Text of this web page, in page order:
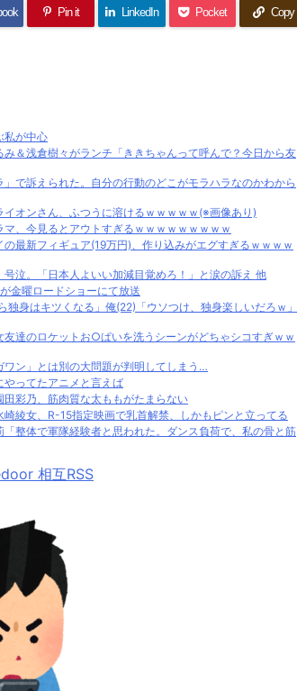
Pin it LinkedIn Pocket Copy
私が中心
み＆浅倉樹々がランチ「ききちゃんって呼んで？今日から友
」で訴えられた。自分の行動のどこがモラハラなのかわから
イオンさん、ふつうに溶けるｗｗｗｗｗ(※画像あり)
マ、今見るとアウトすぎるｗｗｗｗｗｗｗｗｗ
の最新フィギュア(19万円)、作り込みがエグすぎるｗｗｗｗ
号泣。「日本人よいい加減目覚めろ！」と涙の訴え 他
金曜ロードショーにて放送
独身はキツくなる」俺(22)「ウソつけ、独身楽しいだろｗ」
友達のロケットお○ぱいを洗うシーンがどちゃシコすぎｗｗ
ワン」とは別の大問題が判明してしまう…
やってたアニメと言えば
田彩乃、筋肉質な太ももがたまらない
崎綾女、R-15指定映画で乳首解禁、しかもピンと立ってる
「整体で軍隊経験者と思われた。ダンス負荷で、私の骨と筋
相互RSS